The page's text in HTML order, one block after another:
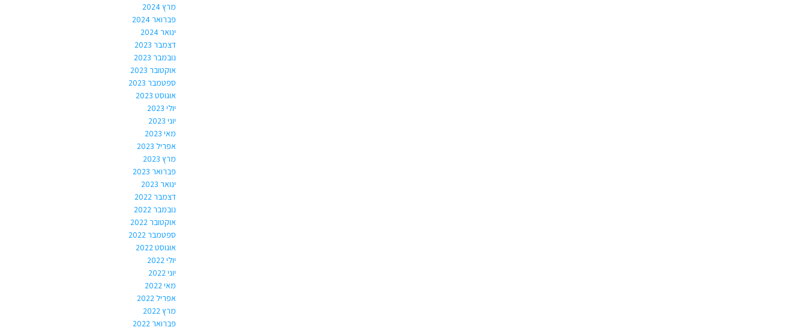
מרץ 2024
פברואר 2024
ינואר 2024
דצמבר 2023
נובמבר 2023
אוקטובר 2023
ספטמבר 2023
אוגוסט 2023
יולי 2023
יוני 2023
מאי 2023
אפריל 2023
מרץ 2023
פברואר 2023
ינואר 2023
דצמבר 2022
נובמבר 2022
אוקטובר 2022
ספטמבר 2022
אוגוסט 2022
יולי 2022
יוני 2022
מאי 2022
אפריל 2022
מרץ 2022
פברואר 2022